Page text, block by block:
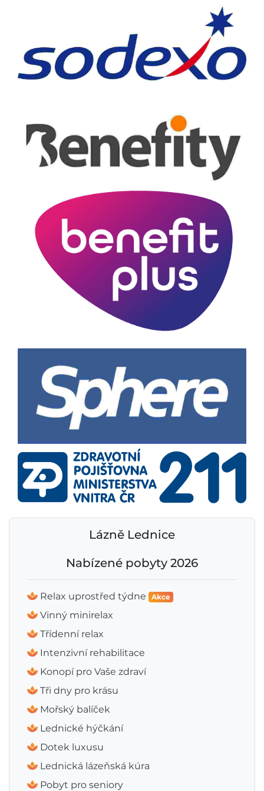
Lázně Lednice
Nabízené pobyty 2026
Relax uprostřed týdne Akce
Vinný minirelax
Třídenní relax
Intenzivní rehabilitace
Konopí pro Vaše zdraví
Tři dny pro krásu
Mořský balíček
Lednické hýčkání
Dotek luxusu
Lednická lázeňská kúra
Pobyt pro seniory